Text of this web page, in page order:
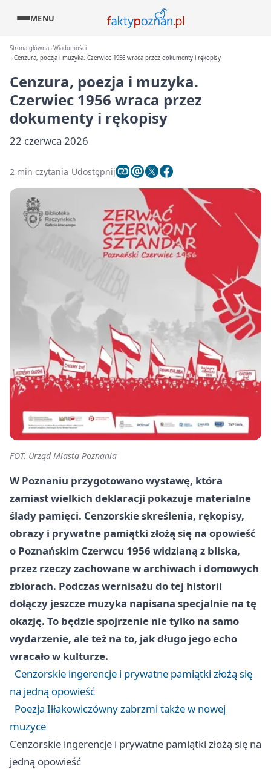
MENU
Strona główna Wiadomości
Cenzura, poezja i muzyka. Czerwiec 1956 wraca przez dokumenty i rękopisy
Cenzura, poezja i muzyka.
Czerwiec 1956 wraca przez
dokumenty i rękopisy
22 czerwca 2026
2 min czytania Udostępnij
FOT. Urząd Miasta Poznania
W Poznaniu przygotowano wystawę, która
zamiast wielkich deklaracji pokazuje materialne
ślady pamięci. Cenzorskie skreślenia, rękopisy,
obrazy i prywatne pamiątki złożą się na opowieść
o Poznańskim Czerwcu 1956 widzianą z bliska,
przez rzeczy zachowane w archiwach i domowych
zbiorach. Podczas wernisażu do tej historii
dołączy jeszcze muzyka napisana specjalnie na tę
okazję. To będzie spojrzenie nie tylko na samo
wydarzenie, ale też na to, jak długo jego echo
wracało w kulturze.
Cenzorskie ingerencje i prywatne pamiątki złożą się
na jedną opowieść
Poezja Iłłakowiczówny zabrzmi także w nowej
muzyce
Cenzorskie ingerencje i prywatne pamiątki złożą się na
jedną opowieść